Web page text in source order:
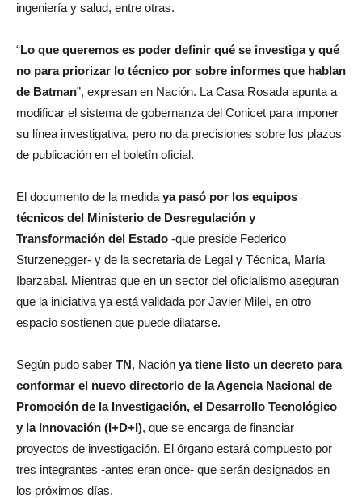
ingeniería y salud, entre otras.
“Lo que queremos es poder definir qué se investiga y qué
no para priorizar lo técnico por sobre informes que hablan
de Batman”, expresan en Nación. La Casa Rosada apunta a
modificar el sistema de gobernanza del Conicet para imponer
su línea investigativa, pero no da precisiones sobre los plazos
de publicación en el boletín oficial.
El documento de la medida ya pasó por los equipos
técnicos del Ministerio de Desregulación y
Transformación del Estado -que preside Federico
Sturzenegger- y de la secretaria de Legal y Técnica, María
Ibarzabal. Mientras que en un sector del oficialismo aseguran
que la iniciativa ya está validada por Javier Milei, en otro
espacio sostienen que puede dilatarse.
Según pudo saber TN, Nación ya tiene listo un decreto para
conformar el nuevo directorio de la Agencia Nacional de
Promoción de la Investigación, el Desarrollo Tecnológico
y la Innovación (I+D+I), que se encarga de financiar
proyectos de investigación. El órgano estará compuesto por
tres integrantes -antes eran once- que serán designados en
los próximos días.